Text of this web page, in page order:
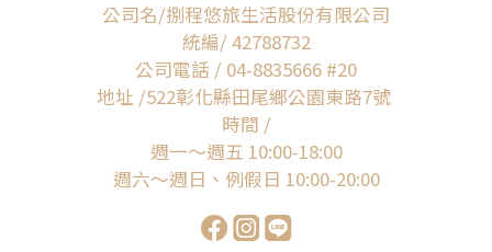
公司名/捌程悠旅生活股份有限公司
統編/ 42788732
公司電話 / 04-8835666 #20
地址 /522彰化縣田尾鄉公園東路7號
時間 /
週一～週五 10:00-18:00
週六～週日、例假日 10:00-20:00